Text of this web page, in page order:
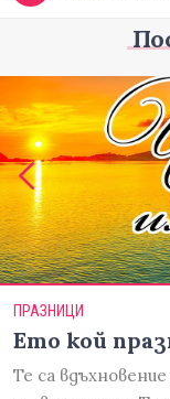
ПРАЗНИЦИ
Ето кой
Те са